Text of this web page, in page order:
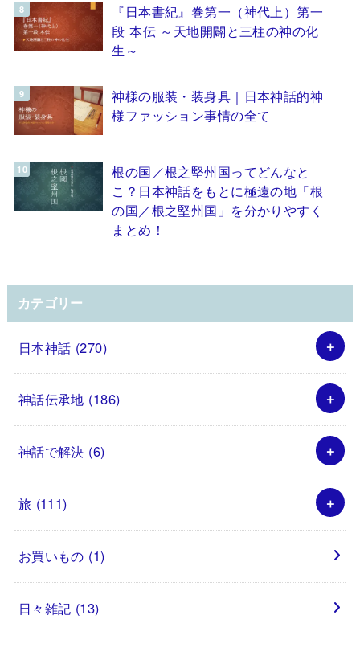
『日本書紀』巻第一（神代上）第一
段 本伝 ～天地開闢と三柱の神の化
生～
神様の服装・装身具｜日本神話的神
様ファッション事情の全て
根の国／根之堅州国ってどんなと
こ？日本神話をもとに極遠の地「根
の国／根之堅州国」を分かりやすく
まとめ！
カテゴリー
日本神話 (270)
神話伝承地 (186)
神話で解決 (6)
旅 (111)
お買いもの (1)
日々雑記 (13)